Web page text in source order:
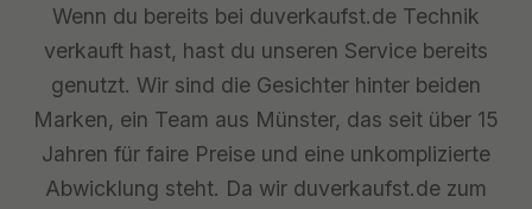
Wenn du bereits bei duverkaufst.de Technik
verkauft hast, hast du unseren Service bereits
genutzt. Wir sind die Gesichter hinter beiden
Marken, ein Team aus Münster, das seit über 15
Jahren für faire Preise und eine unkomplizierte
Abwicklung steht. Da wir duverkaufst.de zum